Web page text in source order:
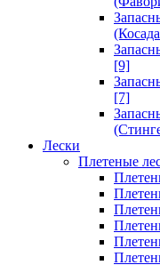
[9]
[7]
Лески
Плетеные